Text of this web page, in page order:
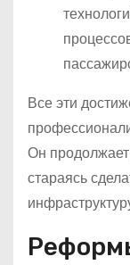
Все эти
Он
стараясь